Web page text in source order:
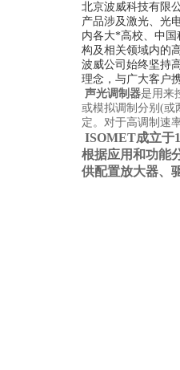
北京波威科技有限
产品涉及激光、光
内各大*高校、中
构及相关领域内的
波威公司始终坚持
理念，与广大客户
声光调制器是用来
或模拟调制分别(或
定。对于高调制速
ISOMET成立于
根据应用和功能
供配置放大器、